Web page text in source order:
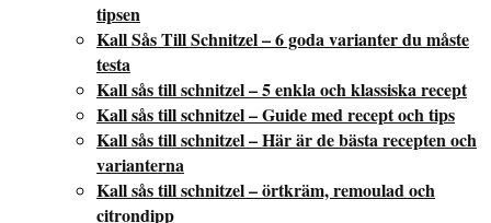
tipsen
Kall Sås Till Schnitzel – 6 goda varianter du måste
testa
Kall sås till schnitzel – 5 enkla och klassiska recept
Kall sås till schnitzel – Guide med recept och tips
Kall sås till schnitzel – Här är de bästa recepten och
varianterna
Kall sås till schnitzel – örtkräm, remoulad och
citrondipp